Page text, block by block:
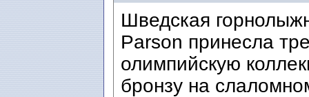
Шведская
Parson принесла
олимпийскую
бронзу на